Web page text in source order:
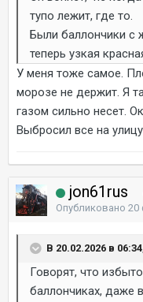
тупо лежит, где то.
Были баллончики с
теперь узкая
У меня тоже самое.
морозе не держит. Я
газом сильно несет.
Выбросил все на
jon61rus
Опубликовано 20
В 20.02.2026 в
Говорят, что
баллончиках, даже